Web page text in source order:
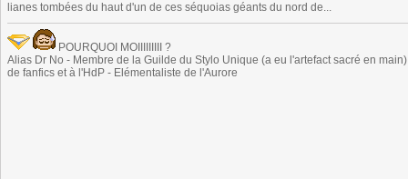
lianes tombées du haut d'un de ces séquoias géants du nord de...
POURQUOI MOIIIIIIIII ?
Alias Dr No - Membre de la Guilde du Stylo Unique (a eu l'artefact sacré en
de fanfics et à l'HdP - Elémentaliste de l'Aurore